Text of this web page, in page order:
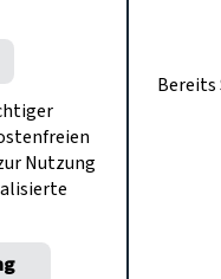
Nutzung
Bereits